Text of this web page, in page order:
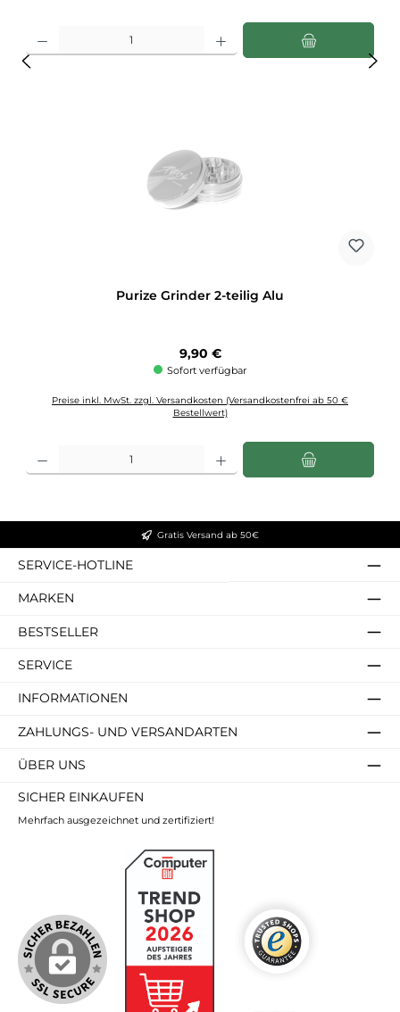
Purize Grinder 2-teilig Alu
Regulärer Preis:
9,90 €
Sofort verfügbar
Preise inkl. MwSt. zzgl. Versandkosten (Versandkostenfrei ab 50 €
Bestellwert)
Produkt Anzahl: Gib den gewünschten Wert ein oder benutze die Schaltflächen
Gratis Versand ab 50€
SERVICE-HOTLINE
MARKEN
BESTSELLER
SERVICE
INFORMATIONEN
ZAHLUNGS- UND VERSANDARTEN
ÜBER UNS
SICHER EINKAUFEN
Mehrfach ausgezeichnet und zertifiziert!